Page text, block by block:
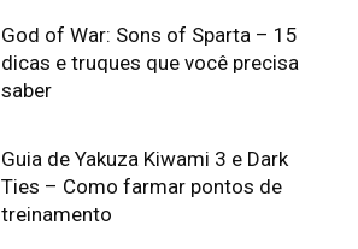
God of War: Sons of Sparta – 15
dicas e truques que você precisa
saber
Guia de Yakuza Kiwami 3 e Dark
Ties – Como farmar pontos de
treinamento